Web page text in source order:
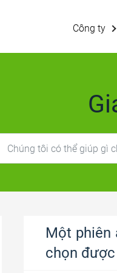
Công ty
Một phiên
chọn